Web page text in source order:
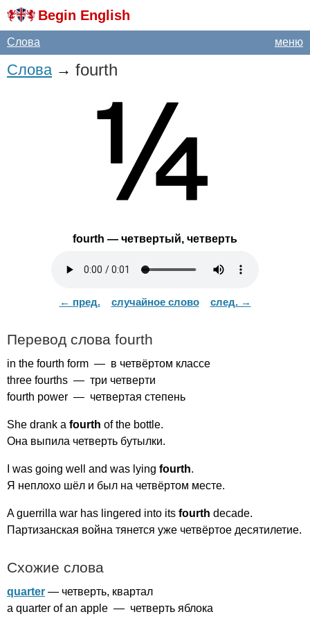
Begin English
меню
Слова
Слова→ fourth
fourth — четвертый, четверть
← пред. случайное слово след. →
Перевод слова fourth
in the fourth form — в четвёртом классе
three fourths — три четверти
fourth power — четвертая степень
She drank a fourth of the bottle.
Она выпила четверть бутылки.
was going well and was lying fourth.
Я неплохо шёл и был на четвёртом месте.
A guerrilla war has lingered into its fourth decade.
Партизанская война тянется уже четвёртое десятилетие.
Схожие слова
quarter — четверть, квартал
a quarter of an apple — четверть яблока